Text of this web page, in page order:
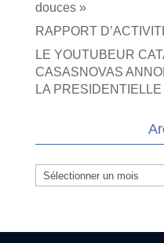
douces »
RAPPORT
LE YOUTUBEUR
CASASNOVAS
LA PRESIDENTIELLE
Archives